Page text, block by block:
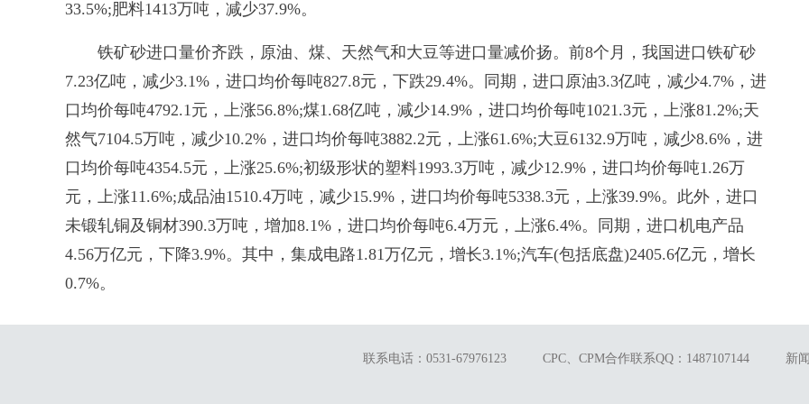
33.5%;肥料1413万吨，减少37.9%。
铁矿砂进口量价齐跌，原油、煤、天然气和大豆等进口量减价扬。前8个月，我国进口铁矿砂
7.23亿吨，减少3.1%，进口均价每吨827.8元，下跌29.4%。同期，进口原油3.3亿吨，减少4.7%，进
口均价每吨4792.1元，上涨56.8%;煤1.68亿吨，减少14.9%，进口均价每吨1021.3元，上涨81.2%;天
然气7104.5万吨，减少10.2%，进口均价每吨3882.2元，上涨61.6%;大豆6132.9万吨，减少8.6%，进
口均价每吨4354.5元，上涨25.6%;初级形状的塑料1993.3万吨，减少12.9%，进口均价每吨1.26万
元，上涨11.6%;成品油1510.4万吨，减少15.9%，进口均价每吨5338.3元，上涨39.9%。此外，进口
未锻轧铜及铜材390.3万吨，增加8.1%，进口均价每吨6.4万元，上涨6.4%。同期，进口机电产品
4.56万亿元，下降3.9%。其中，集成电路1.81万亿元，增长3.1%;汽车(包括底盘)2405.6亿元，增长
0.7%。
联系电话：0531-67976123 CPC、CPM合作联系QQ：1487107144 新